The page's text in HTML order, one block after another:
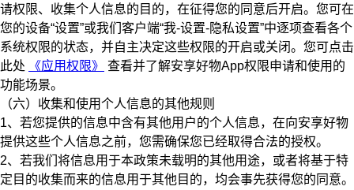
请权限、收集个人信息的目的，在征得您的同意后开启。您可在
您的设备“设置”或我们客户端“我-设置-隐私设置”中逐项查看各个
系统权限的状态，并自主决定这些权限的开启或关闭。您可点击
此处
《应用权限》
查看并了解安享好物App权限申请和使用的
功能场景。
（六）收集和使用个人信息的其他规则
1、若您提供的信息中含有其他用户的个人信息，在向安享好物
提供这些个人信息之前，您需确保您已经取得合法的授权。
2、若我们将信息用于本政策未载明的其他用途，或者将基于特
定目的收集而来的信息用于其他目的，均会事先获得您的同意。